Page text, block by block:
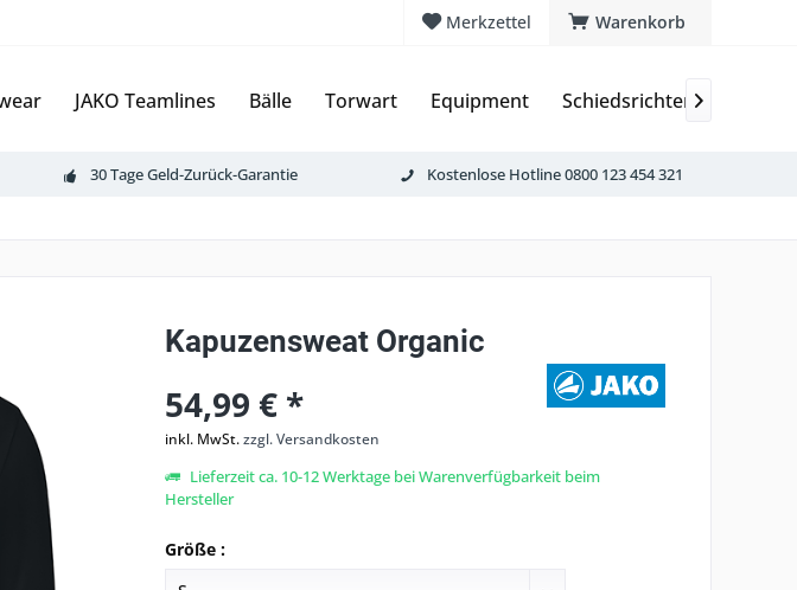
Warenkorb
Merkzettel
JAKO Teamlines Bälle Torwart Equipment Schiedsrichter 
30 Tage Geld-Zurück-Garantie Kostenlose Hotline 0800 123 454 321
Kapuzensweat Organic
54,99 € *
inkl. MwSt.zzgl. Versandkosten
Lieferzeit ca. 10-12 Werktage bei Warenverfügbarkeit beim
Hersteller
Größe :